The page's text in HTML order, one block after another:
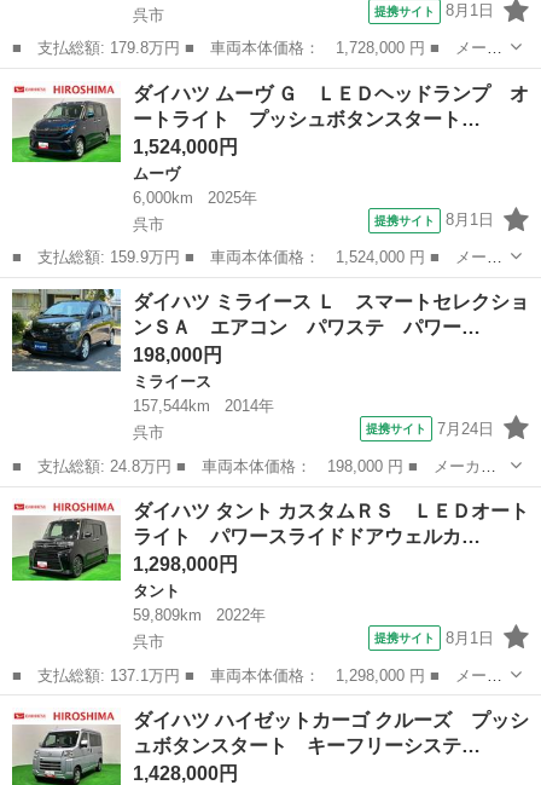
呉市
提携サイト 8月1日
■ 支払総額: 179.8万円 ■ 車両本体価格： 1,728,000 円 ■ メーカ
ー名： ダイハツ ■ 車種名： ムーヴキャンバス ■ グレード
名： ストライプスＧターボ ＬＥＤオートライト・フォグランプ
電動パーキン...
広島 呉市 ダイハツ
ダイハツ ムーヴ Ｇ ＬＥＤヘッドランプ オ
ートライト プッシュボタンスタート…
1,524,000円
ムーヴ
6,000km
2025年
呉市
提携サイト 8月1日
■ 支払総額: 159.9万円 ■ 車両本体価格： 1,524,000 円 ■ メーカ
ー名： ダイハツ ■ 車種名： ムーヴ ■ グレード名： Ｇ ＬＥ
Ｄヘッドランプ オートライト プッシュボタンスタート セキュリ
ティアラ...
広島 呉市 ムーヴ
ダイハツ ミライース Ｌ スマートセレクショ
ンＳＡ エアコン パワステ パワー…
198,000円
ミライース
157,544km
2014年
呉市
提携サイト 7月24日
■ 支払総額: 24.8万円 ■ 車両本体価格： 198,000 円 ■ メーカー
名： ダイハツ ■ 車種名： ミライース ■ グレード名： Ｌ ス
マートセレクションＳＡ エアコン パワステ パワーウィンドウ
運転席＆助手...
広島 呉市 ミライース
ダイハツ タント カスタムＲＳ ＬＥＤオート
ライト パワースライドドアウェルカ…
1,298,000円
タント
59,809km
2022年
呉市
提携サイト 8月1日
■ 支払総額: 137.1万円 ■ 車両本体価格： 1,298,000 円 ■ メーカ
ー名： ダイハツ ■ 車種名： タント ■ グレード名： カスタム
ＲＳ ＬＥＤオートライト パワースライドドアウェルカムオープン
機能 電...
広島 呉市 タント
ダイハツ ハイゼットカーゴ クルーズ プッシ
ュボタンスタート キーフリーシステ…
1,428,000円